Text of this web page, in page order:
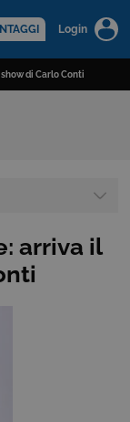
Login
di Carlo Conti
arriva il